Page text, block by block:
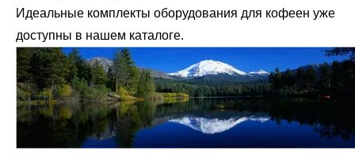
Идеальные комплекты оборудования для кофеен уже
доступны в нашем каталоге.